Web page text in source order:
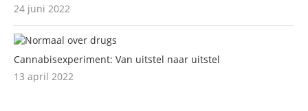
24 juni 2022
Cannabisexperiment: Van uitstel naar uitstel
13 april 2022